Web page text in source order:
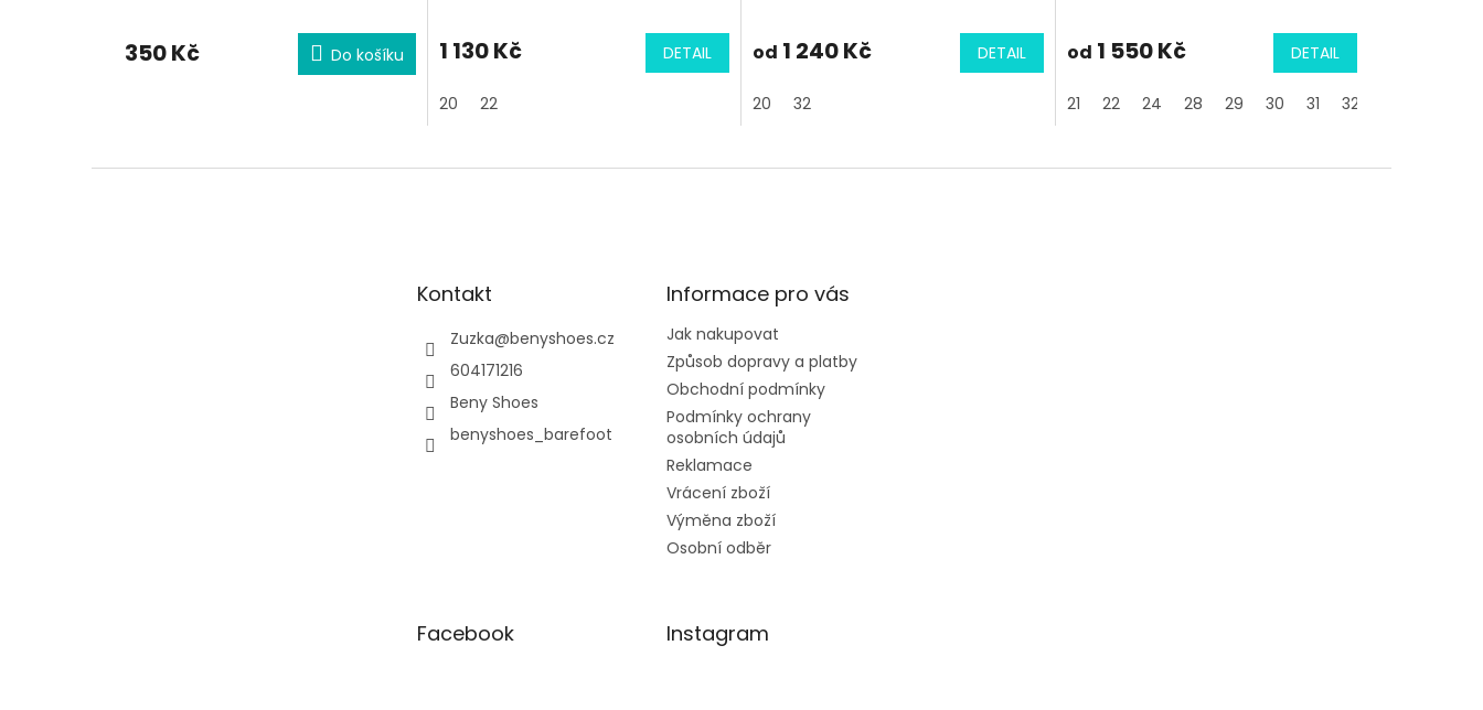
350 Kč Do košíku 1 130 Kč DETAIL
20 22
od 1 240 Kč DETAIL
20 32
od 1 550 Kč DETAIL
21 22 24 28 29 30 31 32
Kontakt
Zuzka@benyshoes.cz
604171216
Beny Shoes
benyshoes_barefoot
Informace pro vás
Jak nakupovat
Způsob dopravy a platby
Obchodní podmínky
Podmínky ochrany
osobních údajů
Reklamace
Vrácení zboží
Výměna zboží
Osobní odběr
Facebook Instagram